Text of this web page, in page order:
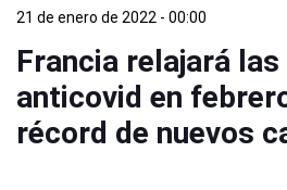
21 de enero de 2022 - 00:00
Francia relajará
anticovid en
récord de nuevos